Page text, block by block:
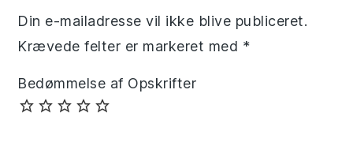
Din e-mailadresse vil ikke blive publiceret.
Krævede felter er markeret med *
Bedømmelse af Opskrifter